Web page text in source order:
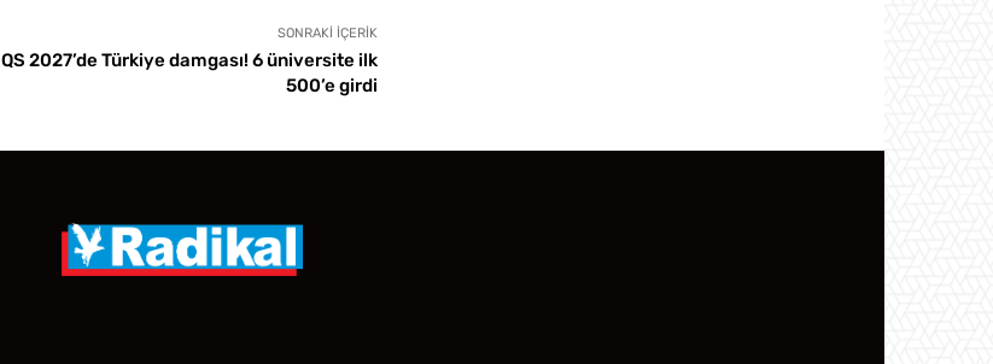
SONRAKI İÇERIK
QS 2027’de Türkiye damgası! 6 üniversite ilk
500’e girdi